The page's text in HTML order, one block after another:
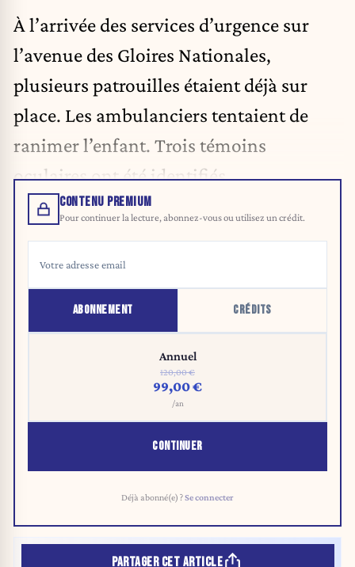
À l’arrivée des services d’urgence sur
l’avenue des Gloires Nationales,
plusieurs patrouilles étaient déjà sur
place. Les ambulanciers tentaient de
ranimer l’enfant. Trois témoins
oculaires ont été identifiés.
CONTENU PREMIUM
Pour continuer la lecture, abonnez-vous ou utilisez un crédit.
ABONNEMENT CRÉDITS
Annuel
120,00 €
99,00 €
/an
CONTINUER
Déjà abonné(e) ?Se connecter
PARTAGER CET ARTICLE